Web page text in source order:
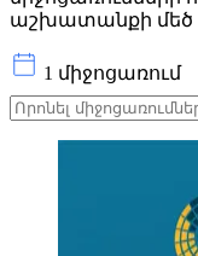
աշխատանքի մեծ
1 միջոցառում